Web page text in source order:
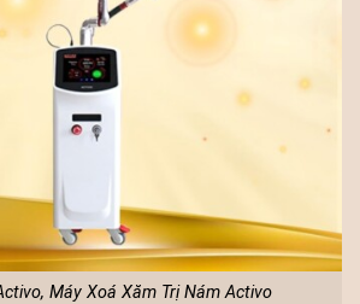
Máy Xoá Xăm Trị Nám Activo